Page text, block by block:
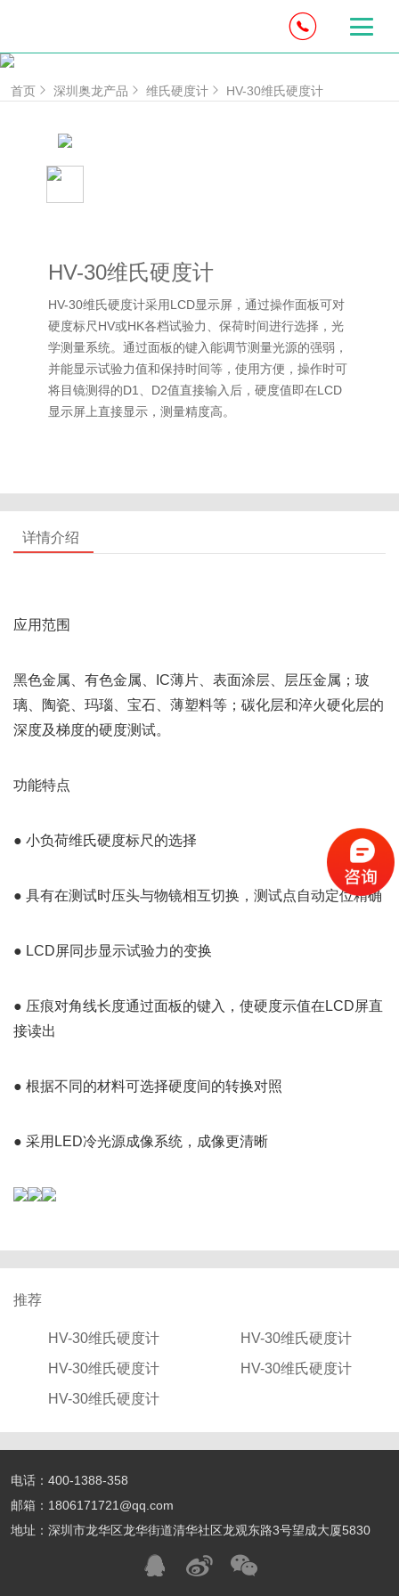
首页 深圳奥龙产品 维氏硬度计 HV-30维氏硬度计
HV-30维氏硬度计
HV-30维氏硬度计采用LCD显示屏，通过操作面板可对
硬度标尺HV或HK各档试验力、保荷时间进行选择，光
学测量系统。通过面板的键入能调节测量光源的强弱，
并能显示试验力值和保持时间等，使用方便，操作时可
将目镜测得的D1、D2值直接输入后，硬度值即在LCD
显示屏上直接显示，测量精度高。
推荐
HV-30维氏硬度计
HV-30维氏硬度计
HV-30维氏硬度计
HV-30维氏硬度计
HV-30维氏硬度计
详情介绍
应用范围
黑色金属、有色金属、IC薄片、表面涂层、层压金属；玻
璃、陶瓷、玛瑙、宝石、薄塑料等；碳化层和淬火硬化层的
深度及梯度的硬度测试。
功能特点
● 小负荷维氏硬度标尺的选择
● 具有在测试时压头与物镜相互切换，测试点自动定位精确
● LCD屏同步显示试验力的变换
● 压痕对角线长度通过面板的键入，使硬度示值在LCD屏直
接读出
● 根据不同的材料可选择硬度间的转换对照
● 采用LED冷光源成像系统，成像更清晰
电话：400-1388-358
邮箱：1806171721@qq.com
地址：深圳市龙华区龙华街道清华社区龙观东路3号望成大厦5830